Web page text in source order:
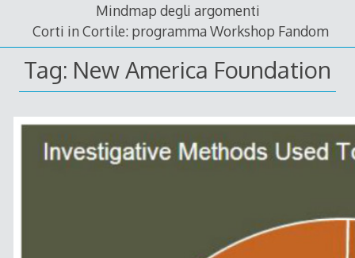
Mindmap degli argomenti
Corti in Cortile: programma Workshop Fandom
Tag: New America Foundation